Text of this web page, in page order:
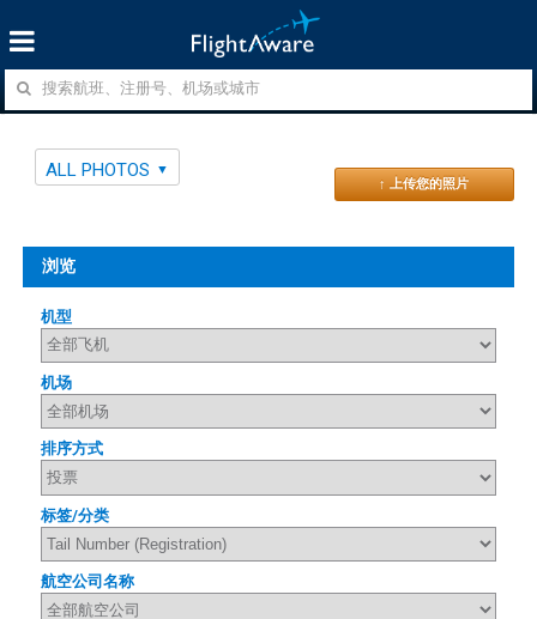
ALL PHOTOS
↑ 上传您的照片
浏览
机型
机场
排序方式
标签/分类
航空公司名称